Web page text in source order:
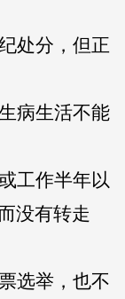
处分，但正
病生活不能
工作半年以
没有转走
选举，也不